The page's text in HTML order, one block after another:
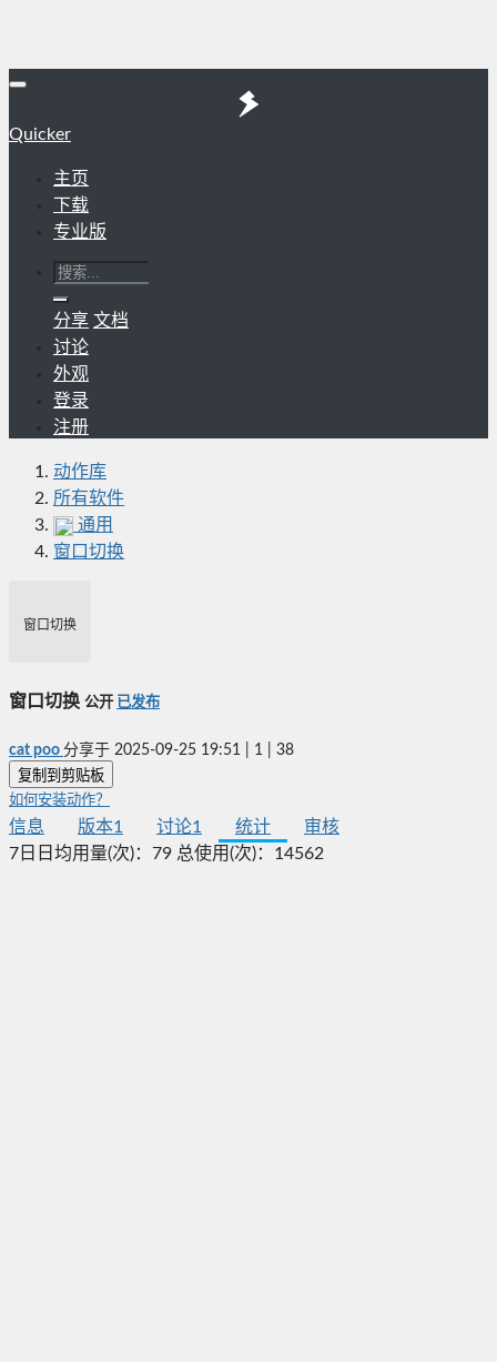
Quicker
主页
下载
专业版
分享 文档
讨论
外观
登录
注册
动作库
所有软件
通用
窗口切换
窗口切换
窗口切换 公开 已发布
cat poo 分享于 2025-09-25 19:51 1 38
复制到剪贴板
如何安装动作？
信息 版本1 讨论1 统计
审核
7日日均用量(次)： 79 总使用(次)： 14562